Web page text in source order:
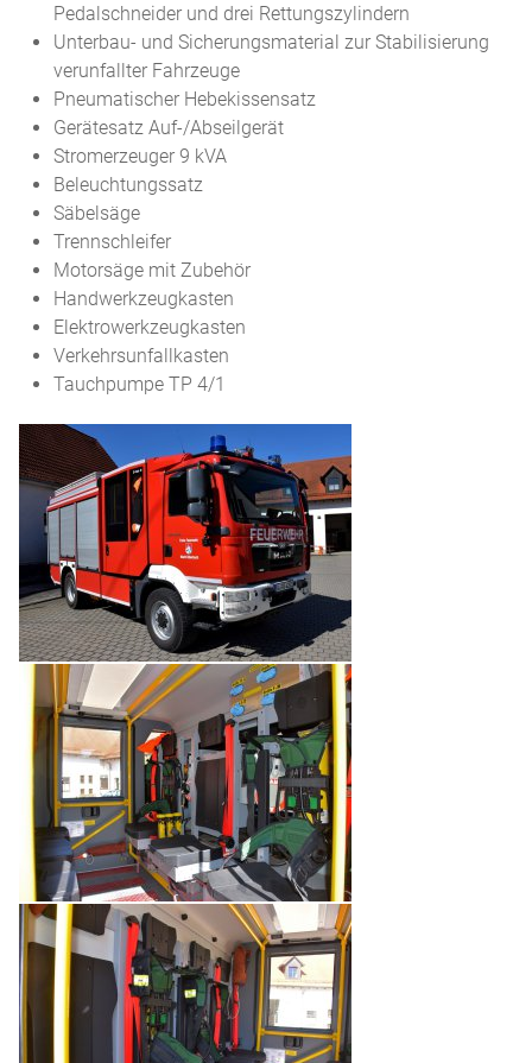
Pedalschneider und drei Rettungszylindern
Unterbau- und Sicherungsmaterial zur Stabilisierung
verunfallter Fahrzeuge
Pneumatischer Hebekissensatz
Gerätesatz Auf-/Abseilgerät
Stromerzeuger 9 kVA
Beleuchtungssatz
Säbelsäge
Trennschleifer
Motorsäge mit Zubehör
Handwerkzeugkasten
Elektrowerkzeugkasten
Verkehrsunfallkasten
Tauchpumpe TP 4/1